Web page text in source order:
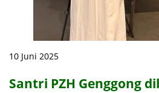
10 Juni 2025
Santri PZH Genggong